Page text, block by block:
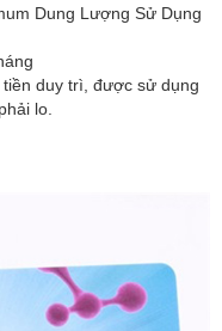
Dung Lượng Sử Dụng
duy trì, được sử dụng
lo.